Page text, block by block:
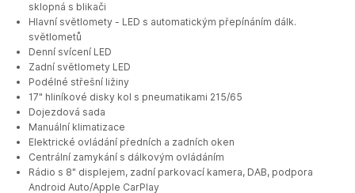
sklopná s blikači
Hlavní světlomety - LED s automatickým přepínáním dálk.
světlometů
Denní svícení LED
Zadní světlomety LED
Podélné střešní ližiny
17" hliníkové disky kol s pneumatikami 215/65
Dojezdová sada
Manuální klimatizace
Elektrické ovládání předních a zadních oken
Centrální zamykání s dálkovým ovládáním
Rádio s 8" displejem, zadní parkovací kamera, DAB, podpora
Android Auto/Apple CarPlay